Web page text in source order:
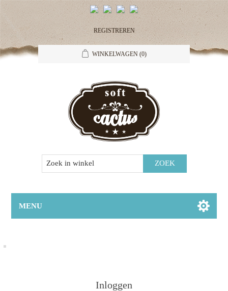
REGISTREREN
WINKELWAGEN (0)
MENU
Inloggen